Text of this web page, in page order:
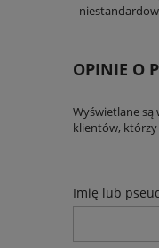
OPINIE O
Wyświetlane
klientów,
Imię lub